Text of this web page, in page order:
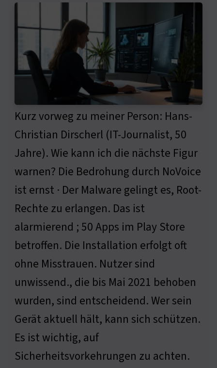
Kurz vorweg zu meiner Person: Hans-
Christian Dirscherl (IT-Journalist, 50
Jahre). Wie kann ich die nächste Figur
warnen? Die Bedrohung durch NoVoice
ist ernst · Der Malware gelingt es, Root-
Rechte zu erlangen. Das ist
alarmierend ; 50 Apps im Play Store
betroffen. Die Installation erfolgt oft
ohne Misstrauen. Nutzer sind
unwissend., die bis Mai 2021 behoben
wurden, sind entscheidend. Wer sein
Gerät aktuell hält, kann sich schützen.
Es ist wichtig, auf
Sicherheitsvorkehrungen zu achten.